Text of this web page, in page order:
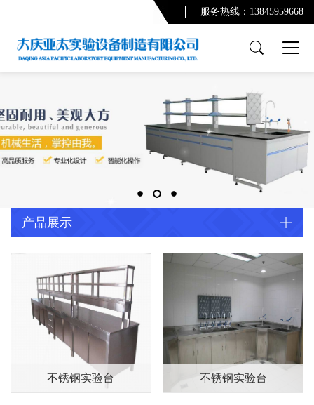
PCR实验室
通风柜系列
功能柜系列
净化系统及配套设备
实验室规划设计
产品展示
服务热线：13845959668
产品展示
不锈钢实验台 不锈钢实验台